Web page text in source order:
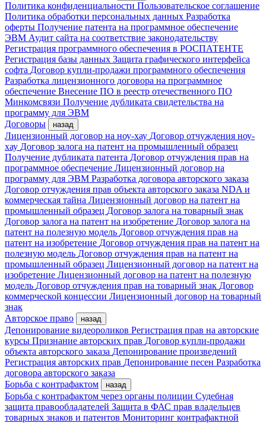
Политика конфиденциальности Пользовательское соглашение
Политика обработки персональных данных Разработка
оферты Получение патента на программное обеспечение
ЭВМ Аудит сайта на соответствие законодательству
Регистрация программного обеспечения в РОСПАТЕНТЕ
Регистрация базы данных Защита графического интерфейса
софта Договор купли-продажи программного обеспечения
Разработка лицензионного договора на программное
обеспечение Внесение ПО в реестр отечественного ПО
Минкомсвязи Получение дубликата свидетельства на
программу для ЭВМ
Договоры
назад
Лицензионный договор на ноу-хау Договор отчуждения ноу-
хау Договор залога на патент на промышленный образец
Получение дубликата патента Договор отчуждения прав на
программное обеспечение Лицензионный договор на
программу для ЭВМ Разработка договора авторского заказа
Договор отчуждения прав объекта авторского заказа NDA и
коммерческая тайна Лицензионный договор на патент на
промышленный образец Договор залога на товарный знак
Договор залога на патент на изобретение Договор залога на
патент на полезную модель Договор отчуждения прав на
патент на изобретение Договор отчуждения прав на патент на
полезную модель Договор отчуждения прав на патент на
промышленный образец Лицензионный договор на патент на
изобретение Лицензионный договор на патент на полезную
модель Договор отчуждения прав на товарный знак Договор
коммерческой концессии Лицензионный договор на товарный
знак
Авторское право
назад
Депонирование видеороликов Регистрация прав на авторские
курсы Признание авторских прав Договор купли-продажи
объекта авторского заказа Депонирование произведений
Регистрация авторских прав Депонирование песен Разработка
договора авторского заказа
Борьба с контрафактом
назад
Борьба с контрафактом через органы полиции Судебная
защита правообладателей Защита в ФАС прав владельцев
товарных знаков и патентов Мониторинг контрафактной